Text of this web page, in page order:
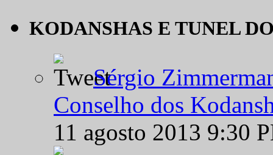
KODANSHAS E TUNEL
Sérgio
Conselho dos
11 agosto 2013 9:30